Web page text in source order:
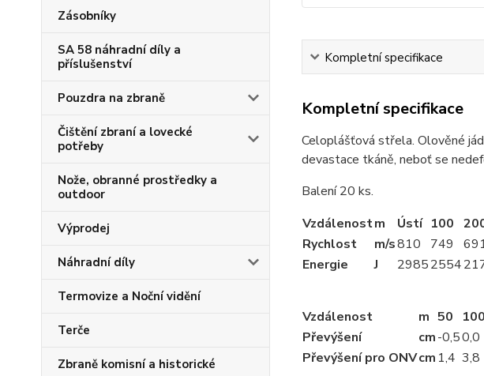
Zásobníky
SA 58 náhradní díly a
příslušenství
Pouzdra na zbraně
Čištění zbraní a lovecké
potřeby
Nože, obranné prostředky a
outdoor
Výprodej
Náhradní díly
Termovize a Noční vidění
Terče
Zbraně komisní a historické
Kompletní specifikace
Kompletní specifikace
Celoplášťová střela. Olověné
devastace tkáně, neboť se
Balení 20 ks.
Vzdálenostm Ústí 100
Rychlost
m/s810 749
Energie
J 29852554
Vzdálenost m 50 100
Převýšení
cm-0,50,0
Převýšení pro ONVcm 1,4 3,8